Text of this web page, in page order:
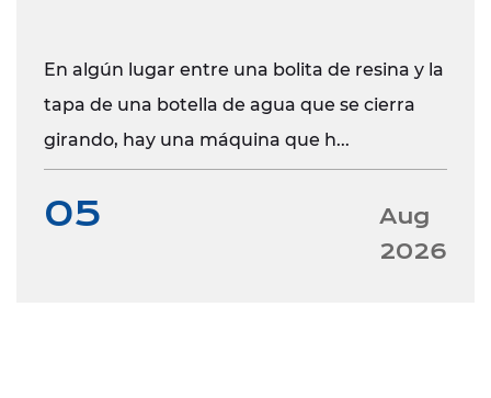
En algún lugar entre una bolita de resina y la
tapa de una botella de agua que se cierra
girando, hay una máquina que h...
05
Aug
2026